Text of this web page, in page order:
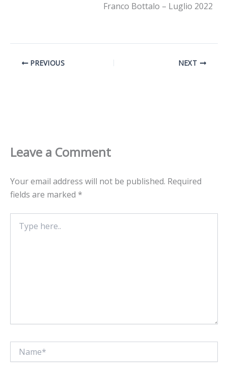
Franco Bottalo – Luglio 2022
PREVIOUS NEXT
Leave a Comment
Your email address will not be published. Required
fields are marked *
here..